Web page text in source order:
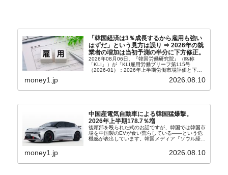
「韓国経済は3％成長するから雇用も強い
はずだ」という見方は誤り ⇒ 2026年の就
業者の増加は当初予測の半分に下方修正。
2026年08月06日、『韓国労働研究院』（略称
「KLI」）が「KLI雇用労働ブリーフ第115号
（2026-01）：2026年上半期労働市場評価と下半
度もご紹介していますが、政府が何よりも大...
money1.jp 2026.08.10
中国産電気自動車による韓国猛爆撃。
2026年上半期178.7％増
後頭部を殴られた式のお話ですが、韓国では韓国市
場を中国製のEVが食い荒らしている――という危
機感が表出しています。韓国メディア『ソウル経
ルは「中国EVの大攻勢…東風もプジョーと手を組
money1.jp 2026.08.10